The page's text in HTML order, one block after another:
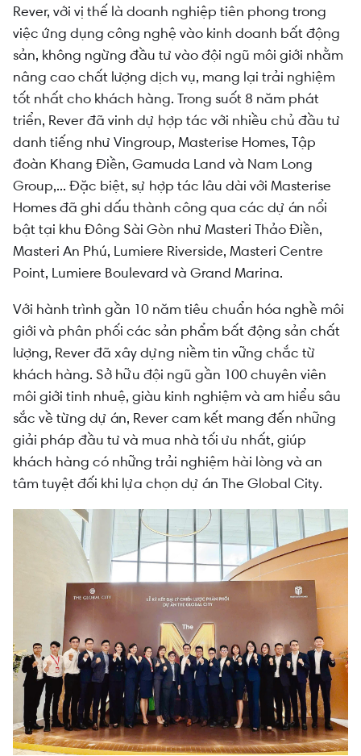
Rever, với vị thế là doanh nghiệp tiên phong trong
việc ứng dụng công nghệ vào kinh doanh bất động
sản, không ngừng đầu tư vào đội ngũ môi giới nhằm
nâng cao chất lượng dịch vụ, mang lại trải nghiệm
tốt nhất cho khách hàng. Trong suốt 8 năm phát
triển, Rever đã vinh dự hợp tác với nhiều chủ đầu tư
danh tiếng như Vingroup, Masterise Homes, Tập
đoàn Khang Điền, Gamuda Land và Nam Long
Group,... Đặc biệt, sự hợp tác lâu dài với Masterise
Homes đã ghi dấu thành công qua các dự án nổi
bật tại khu Đông Sài Gòn như Masteri Thảo Điền,
Masteri An Phú, Lumiere Riverside, Masteri Centre
Point, Lumiere Boulevard và Grand Marina.
Với hành trình gần 10 năm tiêu chuẩn hóa nghề môi
giới và phân phối các sản phẩm bất động sản chất
lượng, Rever đã xây dựng niềm tin vững chắc từ
khách hàng. Sở hữu đội ngũ gần 100 chuyên viên
môi giới tinh nhuệ, giàu kinh nghiệm và am hiểu sâu
sắc về từng dự án, Rever cam kết mang đến những
giải pháp đầu tư và mua nhà tối ưu nhất, giúp
khách hàng có những trải nghiệm hài lòng và an
tâm tuyệt đối khi lựa chọn dự án The Global City.